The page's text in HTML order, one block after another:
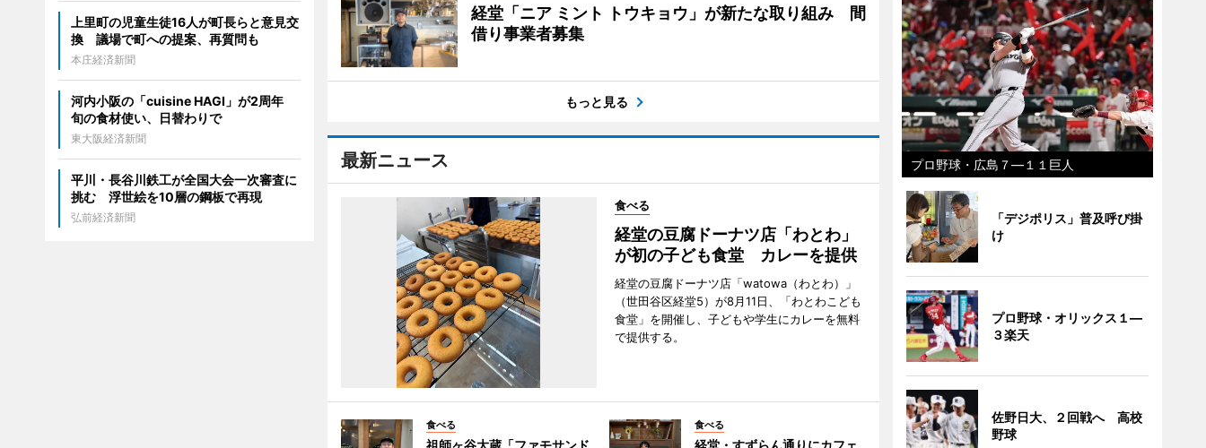
経堂「ニア ミント トウキョウ」が新たな取り組み 間
借り事業者募集
もっと見る
最新ニュース
食べる
経堂の豆腐ドーナツ店「わとわ」
が初の子ども食堂 カレーを提供
経堂の豆腐ドーナツ店「watowa（わとわ）」
（世田谷区経堂5）が8月11日、「わとわこども
食堂」を開催し、子どもや学生にカレーを無料
で提供する。
食べる
祖師ヶ谷大蔵「ファモサンド
食べる
経堂・すずらん通りにカフェ
上里町の児童生徒16人が町長らと意見交
換 議場で町への提案、再質問も
本庄経済新聞
河内小阪の「cuisine HAGI」が2周年
旬の食材使い、日替わりで
東大阪経済新聞
平川・長谷川鉄工が全国大会一次審査に
挑む 浮世絵を10層の鋼板で再現
弘前経済新聞
プロ野球・広島７―１１巨人
「デジポリス」普及呼び掛
け
プロ野球・オリックス１―
３楽天
佐野日大、２回戦へ 高校
野球